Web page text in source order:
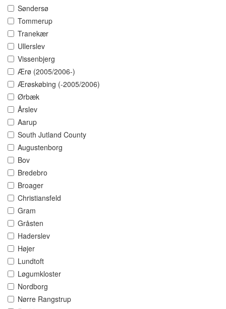
Søndersø
Tommerup
Tranekær
Ullerslev
Vissenbjerg
Ærø (2005/2006-)
Ærøskøbing (-2005/2006)
Ørbæk
Årslev
Aarup
South Jutland County
Augustenborg
Bov
Bredebro
Broager
Christiansfeld
Gram
Gråsten
Haderslev
Højer
Lundtoft
Løgumkloster
Nordborg
Nørre Rangstrup